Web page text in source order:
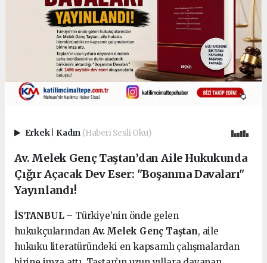
Erkek Kadın (Haberi Sesli Oku)
Av. Melek Genç Taştan’dan Aile Hukukunda
Çığır Açacak Dev Eser: "Boşanma Davaları"
Yayınlandı!
İSTANBUL– Türkiye’nin önde gelen
hukukçularından Av. Melek Genç Taştan, aile
hukuku literatüründeki en kapsamlı çalışmalardan